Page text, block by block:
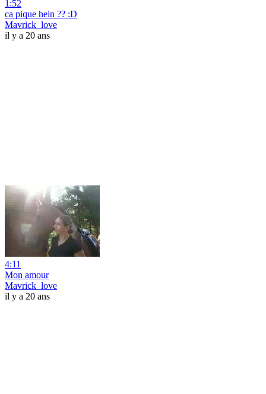
1:52
ca pique hein ?? :D
Mavrick_love
il y a 20 ans
4:11
Mon amour
Mavrick_love
il y a 20 ans